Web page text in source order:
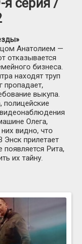
Анатолием —
отказывается
бизнеса.
находят труп
пропадает,
выкупа.
полицейские
Олега,
видно, что
прилетает
Рита,
их тайну.